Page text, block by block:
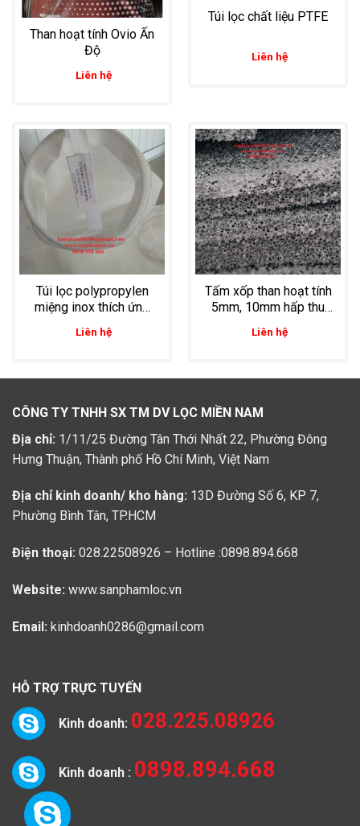
Than hoạt tính Ovio Ấn
Độ
Liên hệ
Túi lọc chất liệu PTFE
Liên hệ
Túi lọc polypropylen
miệng inox thích ứng
hóa chất tốt dùng trong
lọc axit HCl
Liên hệ
Tấm xốp than hoạt tính
5mm, 10mm hấp thu
khí độc từ hơi dung
môi hóa chất
Liên hệ
CÔNG TY TNHH SX TM DV LỌC MIỀN NAM
Địa chỉ: 1/11/25 Đường Tân Thới Nhất 22, Phường Đông
Hưng Thuận, Thành phố Hồ Chí Minh, Việt Nam
Địa chỉ kinh doanh/ kho hàng: 13D Đường Số 6, KP 7,
Phường Bình Tân, TP.HCM
Điện thoại: 028.22508926 – Hotline :0898.894.668
Website: www.sanphamloc.vn
Email: kinhdoanh0286@gmail.com
HỖ TRỢ TRỰC TUYẾN
Kinh doanh: 028.225.08926
Kinh doanh : 0898.894.668